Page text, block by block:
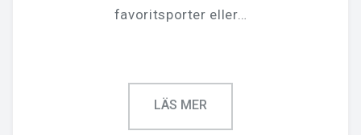
favoritsporter eller…